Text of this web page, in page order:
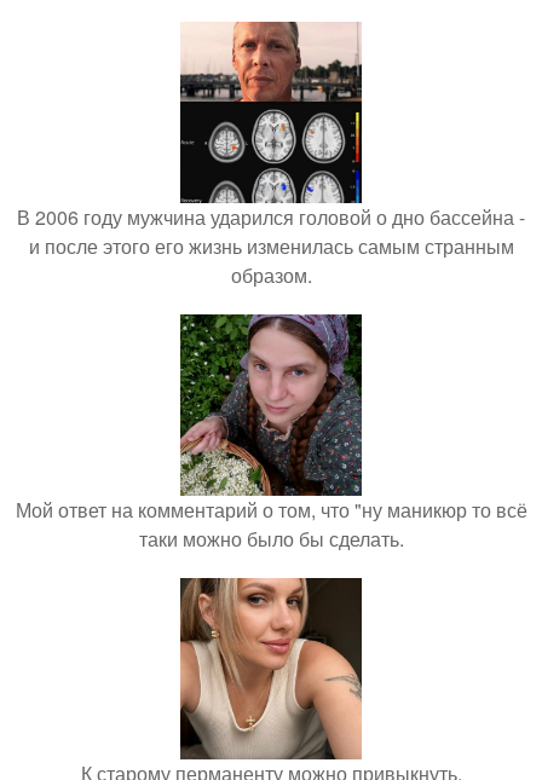
В 2006 году мужчина ударился головой о дно бассейна -
и после этого его жизнь изменилась самым странным
образом.
Мой ответ на комментарий о том, что "ну маникюр то всё
таки можно было бы сделать.
К старому перманенту можно привыкнуть.